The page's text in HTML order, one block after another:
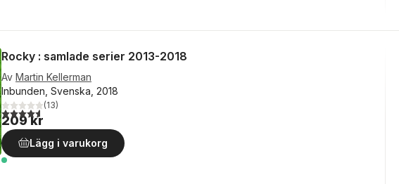
Rocky : samlade serier 2013-2018
Av Martin Kellerman
Inbunden, Svenska, 2018
4,6utav 5 stjärnor. Totalt antal röster:
(13)
209 kr
Lägg i varukorg